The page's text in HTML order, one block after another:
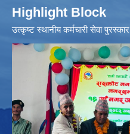
Highlight Block
उत्‍कृष्ट स्थानीय कर्मचारी सेवा पुरस्कार